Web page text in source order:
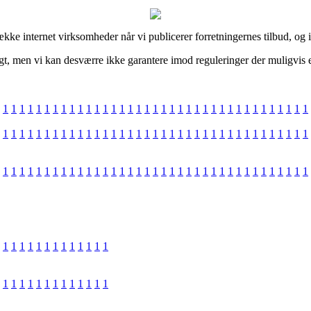
internet virksomheder når vi publicerer forretningernes tilbud,
vi kan desværre ikke garantere imod reguleringer der muligvis
1 1 1 1 1 1 1 1 1 1 1 1 1 1 1 1 1 1 1 1 1 1 1 1 1 1 1 1 1 1 1 1 1 1 1 1 1
1 1 1 1 1 1 1 1 1 1 1 1 1 1 1 1 1 1 1 1 1 1 1 1 1 1 1 1 1 1 1 1 1 1 1 1 1
1 1 1 1 1 1 1 1 1 1 1 1 1 1 1 1 1 1 1 1 1 1 1 1 1 1 1 1 1 1 1 1 1 1 1 1 1
1 1 1 1 1 1 1 1 1 1 1 1 1
1 1 1 1 1 1 1 1 1 1 1 1 1